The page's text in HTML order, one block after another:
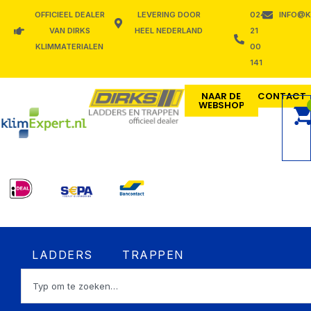
OFFICIEEL DEALER
VAN DIRKS
KLIMMATERIALEN
LEVERING DOOR
HEEL NEDERLAND
024
21
00
141
NAAR DE
WEBSHOP
CONTACT
LADDERS Open LADDERS
TRAPPEN